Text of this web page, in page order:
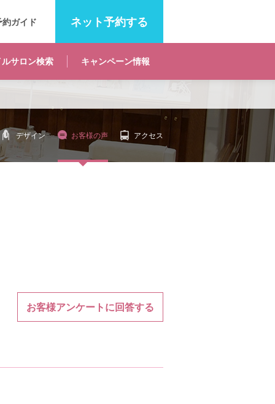
ネット予約する
サロン検索 キャンペーン情報
約ガイド
デザイン お客様の声 アクセス
お客様アンケートに回答する